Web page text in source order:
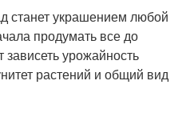
станет украшением любой
продумать все до
зависеть урожайность
растений и общий вид